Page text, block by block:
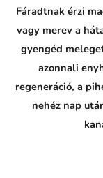
Fáradtnak érzi
vagy merev a
gyengéd
azonnali
regeneráció, a
nehéz nap